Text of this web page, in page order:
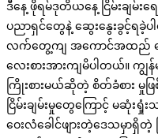
ဒီနေ့ ဖိုရမ်ဒုတိယနေ့ ငြိမ်းချမ်း
ပညာရှင်တွေနဲ့ ဆွေးနွေးခွင့်ရ
လက်တွေ့ကျ အကောင်အထည် ဖ
လေးစားအားကျမိပါတယ်။ က
ကြိုးစားမယ်ဆိုတဲ့ စိတ်ခံစား မှုဖ
ငြိမ်းချမ်းမှုတွေကြောင့် မဆုံ
ဝေးလံခေါင်ဖျားတဲ့ဒေသမှာရှိ